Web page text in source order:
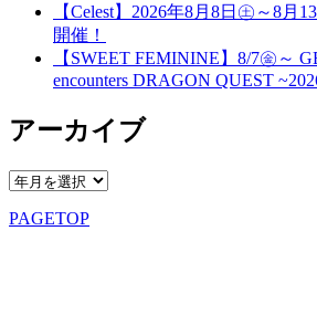
【Celest】2026年8月8日㊏～8月
開催！
【SWEET FEMININE】8/7㊎～
encounters DRAGON QUEST
アーカイブ
PAGETOP